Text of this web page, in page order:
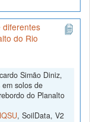
diferentes
do Rio
Simão Diniz,
solos de
do Planalto
, SoilData, V2